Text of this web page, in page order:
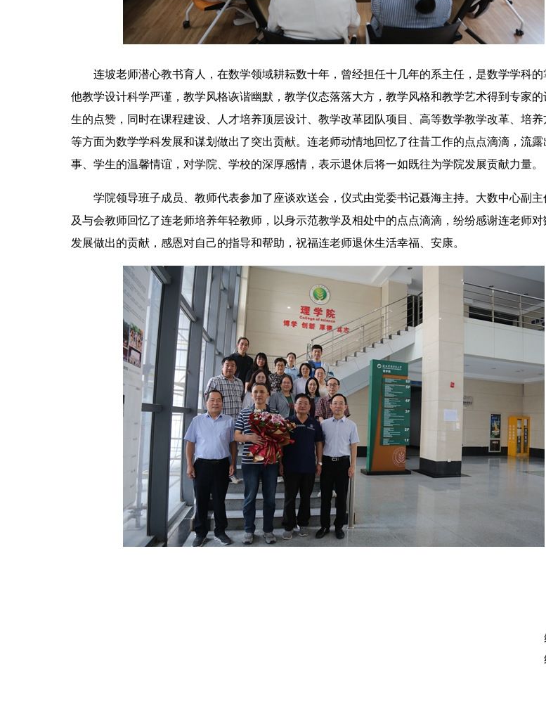
连坡老师潜心教书育人，在数学领域耕耘数十年，曾经担任十几年的系主任，是数学学科的
他教学设计科学严谨，教学风格诙谐幽默，教学仪态落落大方，教学风格和教学艺术得到专家的
生的点赞，同时在课程建设、人才培养顶层设计、教学改革团队项目、高等数学教学改革、培养
等方面为数学学科发展和谋划做出了突出贡献。连老师动情地回忆了往昔工作的点点滴滴，流露
事、学生的温馨情谊，对学院、学校的深厚感情，表示退休后将一如既往为学院发展贡献力量。
学院领导班子成员、教师代表参加了座谈欢送会，仪式由党委书记聂海主持。大数中心副主
及与会教师回忆了连老师培养年轻教师，以身示范教学及相处中的点点滴滴，纷纷感谢连老师对
发展做出的贡献，感恩对自己的指导和帮助，祝福连老师退休生活幸福、安康。
吴普特赴山东访企拓岗 深